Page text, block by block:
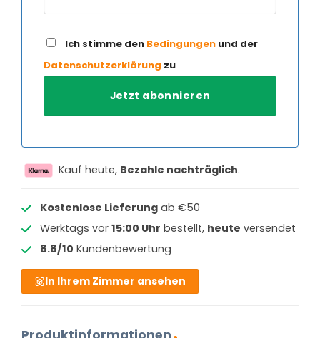
Ich stimme den Bedingungen und der
Datenschutzerklärung zu
Kauf heute, Bezahle nachträglich.
Kostenlose Lieferungab €50
Werktags vor 15:00 Uhr bestellt, heute versendet
8.8/10 Kundenbewertung
In Ihrem Zimmer ansehen